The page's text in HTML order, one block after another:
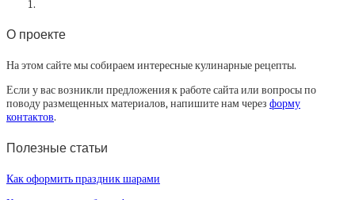
О проекте
На этом сайте мы собираем интересные кулинарные рецепты.
Если у вас возникли предложения к работе сайта или вопросы по
поводу размещенных материалов, напишите нам через форму
контактов.
Полезные статьи
Как оформить праздник шарами